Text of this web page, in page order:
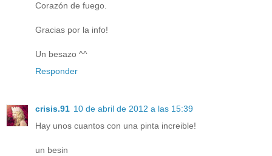
Corazón de fuego.
Gracias por la info!
Un besazo ^^
Responder
crisis.91 10 de abril de 2012 a las 15:39
Hay unos cuantos con una pinta increible!
un besin